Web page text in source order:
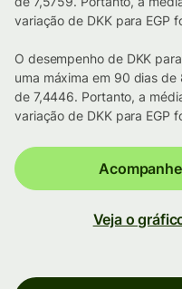
variação de DKK para EGP
O desempenho de DKK
uma máxima em 90 dias
de 7,4446. Portanto, a
variação de DKK para EGP
Veja o